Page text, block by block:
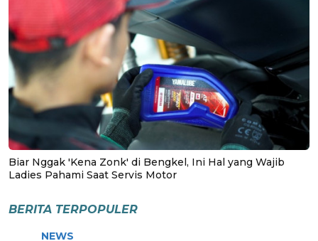
Biar Nggak 'Kena Zonk' di Bengkel, Ini Hal yang Wajib
Ladies Pahami Saat Servis Motor
BERITA TERPOPULER
NEWS